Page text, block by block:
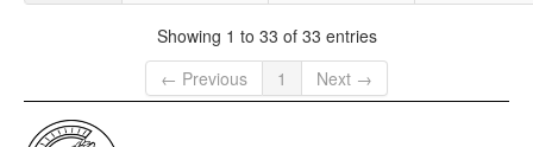
Showing 1 to 33 of 33 entries
← Previous
1 Next →